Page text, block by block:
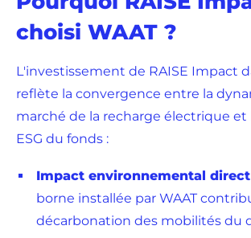
choisi WAAT ?
L'investissement de RAISE Impact
reflète la convergence entre la
marché de la recharge électrique et
ESG du fonds :
Impact environnemental direct
borne installée par WAAT
décarbonation des mobilités du